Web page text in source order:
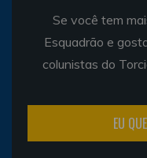
Se você tem
Esquadrão e
colunistas do
EU